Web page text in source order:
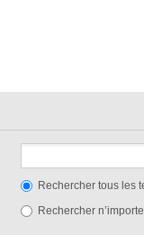
Rechercher tous les
Rechercher